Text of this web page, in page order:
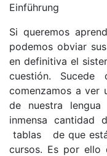
Einführung
Si queremos
podemos obviar
en definitiva el
cuestión. Sucede
comenzamos a ver
de nuestra
inmensa cantidad
tablas de que
cursos. Es por ello